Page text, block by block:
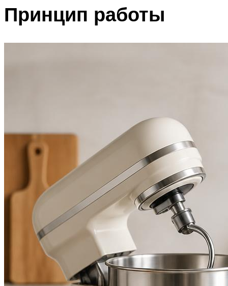
Принцип работы